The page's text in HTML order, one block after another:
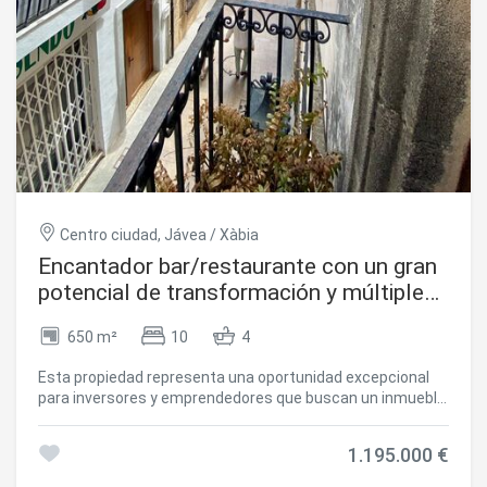
Centro ciudad, Jávea / Xàbia
Encantador bar/restaurante con un gran
potencial de transformación y múltiples
solo unos pasos del reconocido
Mercado de Abastos.
650 m² 10 4
Esta propiedad representa una oportunidad excepcional
para inversores y emprendedores que buscan un inmueble
espacio permite convertirlo en una elegante vivienda
1.195.000 €